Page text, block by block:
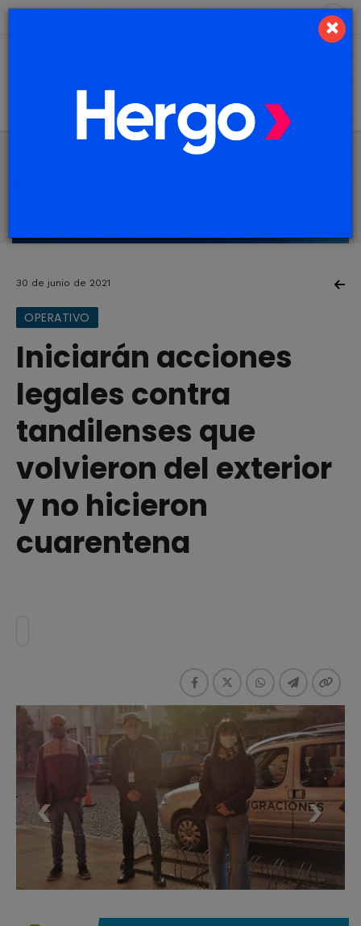
30 de junio de 2021
OPERATIVO
Iniciarán acciones
legales contra
tandilenses que
volvieron del exterior
y no hicieron
cuarentena
×